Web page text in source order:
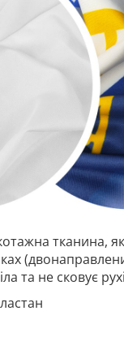
тканина,
та не сковує